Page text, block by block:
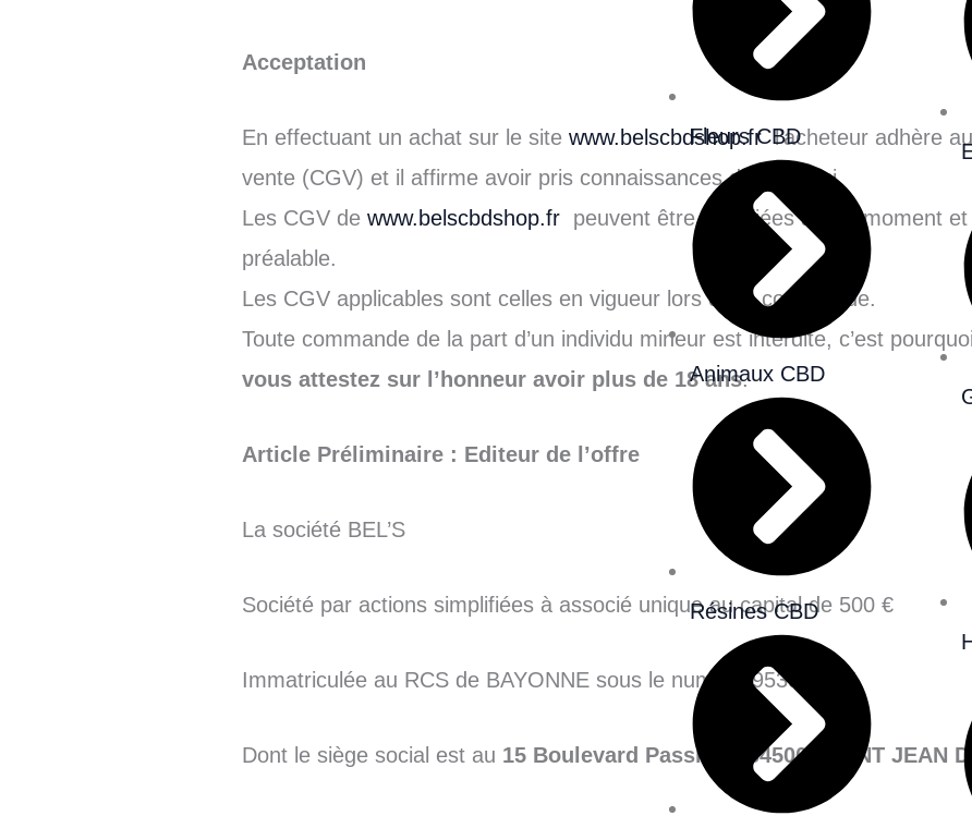
Fleurs CBD
Animaux CBD
Résines CBD
Acceptation
En effectuant un achat sur le site www.belscbdshop.frl’acheteur adhère
vente (CGV) et il affirme avoir pris connaissances de celles-ci.
Les CGV de www.belscbdshop.fr peuvent être modifiées à tout moment
préalable.
Les CGV applicables sont celles en vigueur lors de la commande.
Toute commande de la part d’un individu mineur est interdite, c’est
vous attestez sur l’honneur avoir plus de 18 ans.
Article Préliminaire : Editeur de l’offre
La société BEL’S
Société par actions simplifiées à associé unique au capital de 500 €
Immatriculée au RCS de BAYONNE sous le numéro 953960341
Dont le siège social est au 15 Boulevard Passicot, 64500, SAINT JEAN